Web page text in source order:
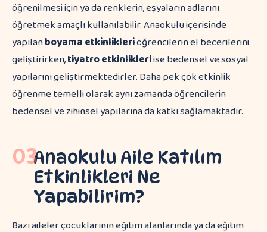
öğrenilmesi için ya da renklerin, eşyaların adlarını
öğretmek amaçlı kullanılabilir. Anaokulu içerisinde
yapılanboyama etkinlikleriöğrencilerin el becerilerini
geliştirirken,tiyatro etkinlikleriise bedensel ve sosyal
yapılarını geliştirmektedirler. Daha pek çok etkinlik
öğrenme temelli olarak aynı zamanda öğrencilerin
bedensel ve zihinsel yapılarına da katkı sağlamaktadır.
03Anaokulu Aile Katılım
Etkinlikleri Ne
Yapabilirim?
Bazı aileler çocuklarının eğitim alanlarında ya da eğitim